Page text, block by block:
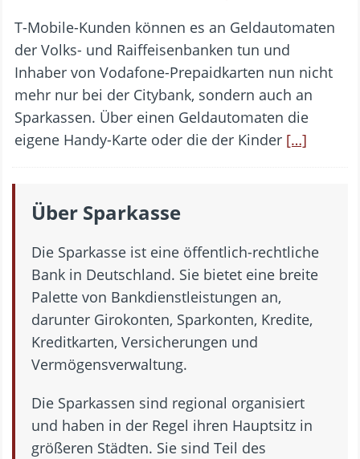
T-Mobile-Kunden können es an Geldautomaten
der Volks- und Raiffeisenbanken tun und
Inhaber von Vodafone-Prepaidkarten nun nicht
mehr nur bei der Citybank, sondern auch an
Sparkassen. Über einen Geldautomaten die
eigene Handy-Karte oder die der Kinder […]
Über Sparkasse
Die Sparkasse ist eine öffentlich-rechtliche
Bank in Deutschland. Sie bietet eine breite
Palette von Bankdienstleistungen an,
darunter Girokonten, Sparkonten, Kredite,
Kreditkarten, Versicherungen und
Vermögensverwaltung.
Die Sparkassen sind regional organisiert
und haben in der Regel ihren Hauptsitz in
größeren Städten. Sie sind Teil des